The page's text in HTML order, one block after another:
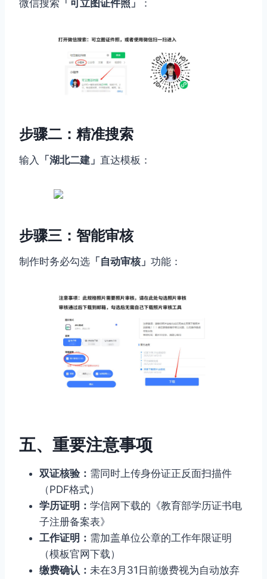
微信搜索 「可立图证件照」 ：
步骤二：精准搜索
输入 「湖北二建」 直达模板：
步骤三：智能审核
制作时务必勾选 「自动审核」 功能：
五、重要注意事项
双证核验： 需同时上传身份证正反面扫描件
（PDF格式）
学历证明： 学信网下载的《教育部学历证书电
子注册备案表》
工作证明： 需加盖单位公章的工作年限证明
（模板官网下载）
缴费确认： 未在3月31日前缴费视为自动放弃